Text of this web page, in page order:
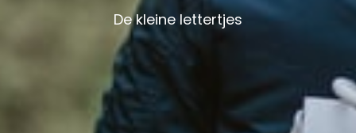
De kleine lettertjes